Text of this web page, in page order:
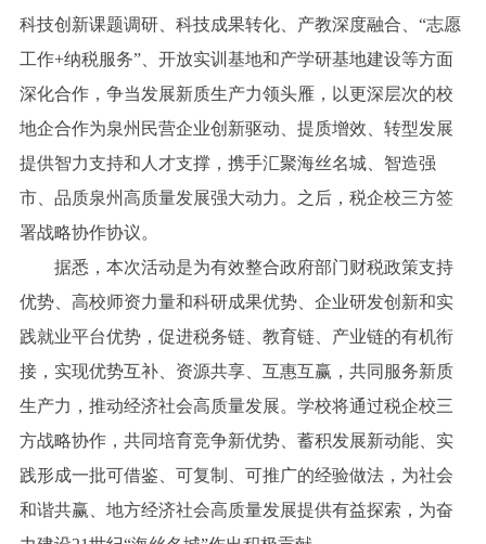
科技创新课题调研、科技成果转化、产教深度融合、“志愿
工作+纳税服务”、开放实训基地和产学研基地建设等方面
深化合作，争当发展新质生产力领头雁，以更深层次的校
地企合作为泉州民营企业创新驱动、提质增效、转型发展
提供智力支持和人才支撑，携手汇聚海丝名城、智造强
市、品质泉州高质量发展强大动力。之后，税企校三方签
署战略协作协议。
据悉，本次活动是为有效整合政府部门财税政策支持
优势、高校师资力量和科研成果优势、企业研发创新和实
践就业平台优势，促进税务链、教育链、产业链的有机衔
接，实现优势互补、资源共享、互惠互赢，共同服务新质
生产力，推动经济社会高质量发展。学校将通过税企校三
方战略协作，共同培育竞争新优势、蓄积发展新动能、实
践形成一批可借鉴、可复制、可推广的经验做法，为社会
和谐共赢、地方经济社会高质量发展提供有益探索，为奋